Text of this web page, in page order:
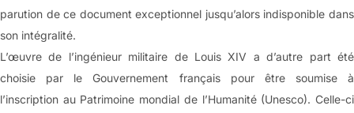
parution de ce document exceptionnel jusqu’alors indisponible dans
son intégralité.
L’œuvre de l’ingénieur militaire de Louis XIV a d’autre part été
choisie par le Gouvernement français pour être soumise à
l’inscription au Patrimoine mondial de l’Humanité (Unesco). Celle-ci